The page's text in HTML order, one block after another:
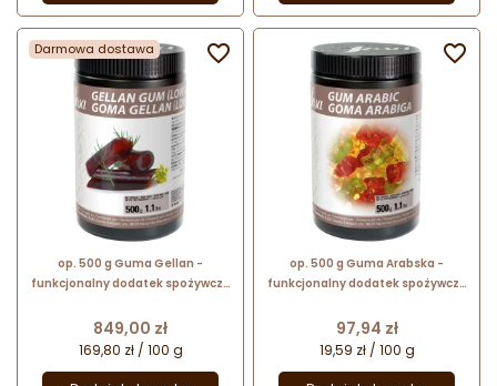
Darmowa dostawa
op. 500 g Guma Gellan -
funkcjonalny dodatek spożywczy
kat. 48690 Sosa Ingredients
Cena
849,00 zł
169,80 zł / 100 g

op. 500 g Guma Arabska -
funkcjonalny dodatek spożywczy
kat. 40414 Sosa Ingredients
Cena
97,94 zł
19,59 zł / 100 g
